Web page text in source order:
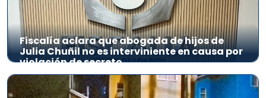
Fiscalía aclara que abogada de hijos de
Julia Chuñil no es interviniente en causa por
violación de secreto